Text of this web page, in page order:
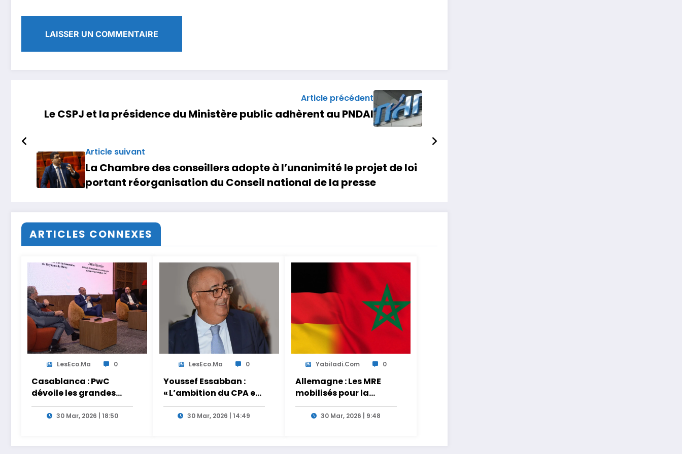
Article précédent
Le CSPJ et la présidence du Ministère public adhèrent au PNDAI
Article suivant
La Chambre des conseillers adopte à l’unanimité le projet de loi
portant réorganisation du Conseil national de la presse
ARTICLES CONNEXES
LesEco.ma 0
Casablanca : PwC
dévoile les grandes
tendances de la CEO
Survey 2026
30 Mar, 2026 | 18:50
LesEco.ma 0
Youssef Essabban :
« L’ambition du CPA est
de dépasser les
modèles traditionnels
30 Mar, 2026 | 14:49
Yabiladi.com 0
Allemagne : Les MRE
mobilisés pour la
transmission des liens
entre générations
30 Mar, 2026 | 9:48